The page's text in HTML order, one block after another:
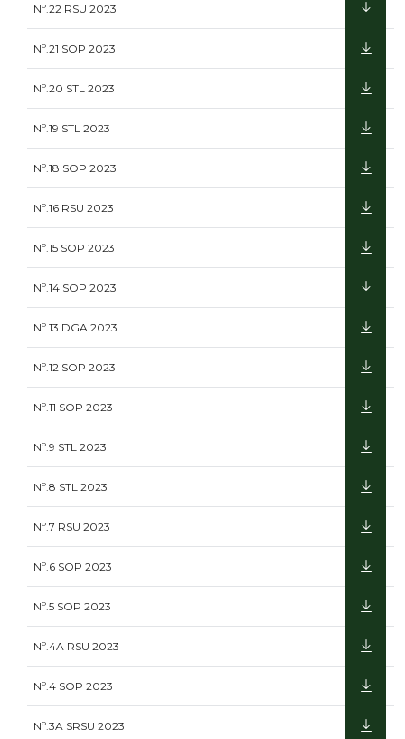
Nº.22 RSU 2023
Nº.21 SOP 2023
Nº.20 STL 2023
Nº.19 STL 2023
Nº.18 SOP 2023
Nº.16 RSU 2023
Nº.15 SOP 2023
Nº.14 SOP 2023
Nº.13 DGA 2023
Nº.12 SOP 2023
Nº.11 SOP 2023
Nº.9 STL 2023
Nº.8 STL 2023
Nº.7 RSU 2023
Nº.6 SOP 2023
Nº.5 SOP 2023
Nº.4A RSU 2023
Nº.4 SOP 2023
Nº.3A SRSU 2023